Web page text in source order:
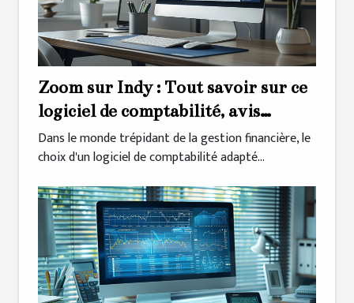
Zoom sur Indy : Tout savoir sur ce
logiciel de comptabilité, avis
d'experts et retours d'expérience
Dans le monde trépidant de la gestion financière, le
choix d'un logiciel de comptabilité adapté...